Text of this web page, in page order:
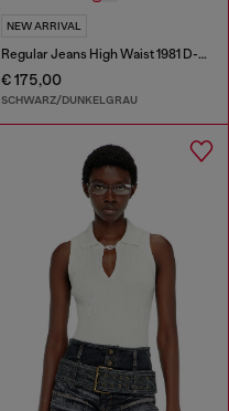
NEW ARRIVAL
Regular Jeans High Waist 1981 D-Went
€ 175,00
SCHWARZ/DUNKELGRAU